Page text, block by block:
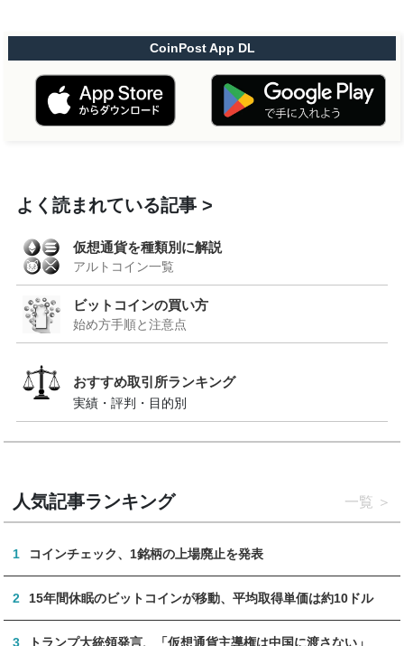
CoinPost App DL
よく読まれている記事
仮想通貨を種類別に解説
アルトコイン一覧
ビットコインの買い方
始め方手順と注意点
おすすめ取引所ランキング
実績・評判・目的別
人気記事ランキング 一覧
1 コインチェック、1銘柄の上場廃止を発表
2 15年間休眠のビットコインが移動、平均取得単価は約10ドル
3 トランプ大統領発言、「仮想通貨主導権は中国に渡さない」